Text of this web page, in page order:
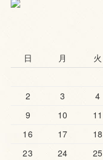
日
月 火
2
3 4
9
10 11
16
17 18
23
24 25